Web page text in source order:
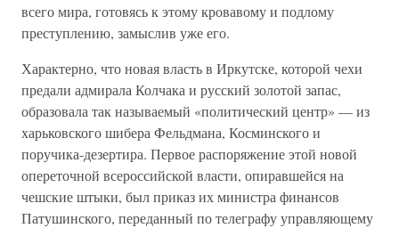
всего мира, готовясь к этому кровавому и подлому
преступлению, замыслив уже его.
Характерно, что новая власть в Иркутске, которой чехи
предали адмирала Колчака и русский золотой запас,
образовала так называемый «политический центр» — из
харьковского шибера Фельдмана, Косминского и
поручика-дезертира. Первое распоряжение этой новой
опереточной всероссийской власти, опиравшейся на
чешские штыки, был приказ их министра финансов
Патушинского, переданный по телеграфу управляющему